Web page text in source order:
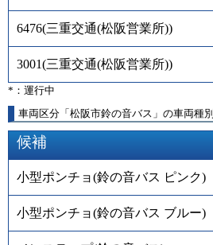
6476(三重交通(松阪営業所))
3001(三重交通(松阪営業所))
*：運行中
車両区分「松阪市鈴の音バス」の車両種別
候補
小型ポンチョ(鈴の音バス ピンク)
小型ポンチョ(鈴の音バス ブルー)